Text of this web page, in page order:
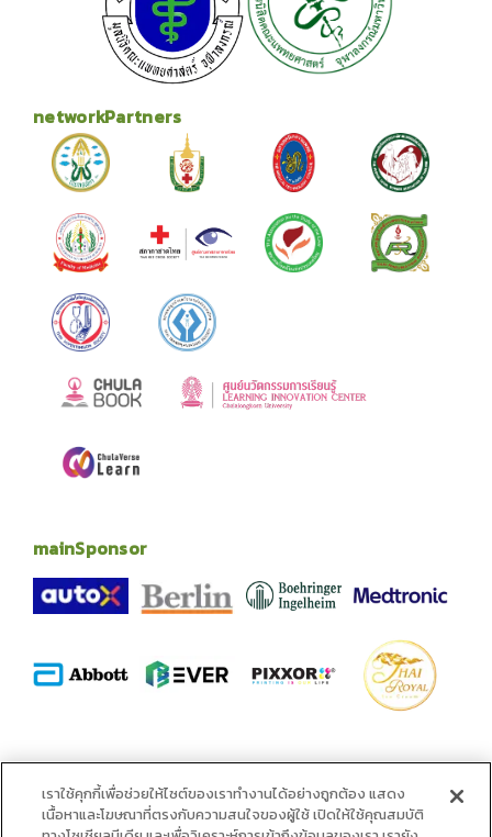
networkPartners
mainSponsor
alliance
เราใช้คุกกี้เพื่อช่วยให้ไซต์ของเราทำงานได้อย่างถูกต้อง แสดง
เนื้อหาและโฆษณาที่ตรงกับความสนใจของผู้ใช้ เปิดให้ใช้คุณสมบัติ